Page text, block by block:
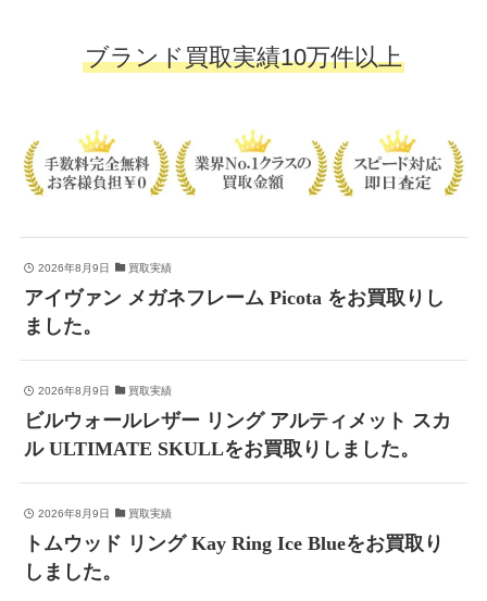
ブランド買取実績10万件以上
2026年8月9日 買取実績
アイヴァン メガネフレーム Picota をお買取りし
ました。
2026年8月9日 買取実績
ビルウォールレザー リング アルティメット スカ
ル ULTIMATE SKULLをお買取りしました。
2026年8月9日 買取実績
トムウッド リング Kay Ring Ice Blueをお買取り
しました。